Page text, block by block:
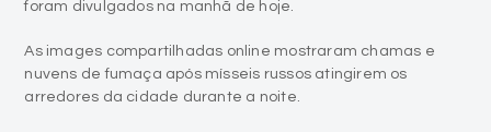
foram divulgados na manhã de hoje.
As images compartilhadas online mostraram chamas e
nuvens de fumaça após mísseis russos atingirem os
arredores da cidade durante a noite.